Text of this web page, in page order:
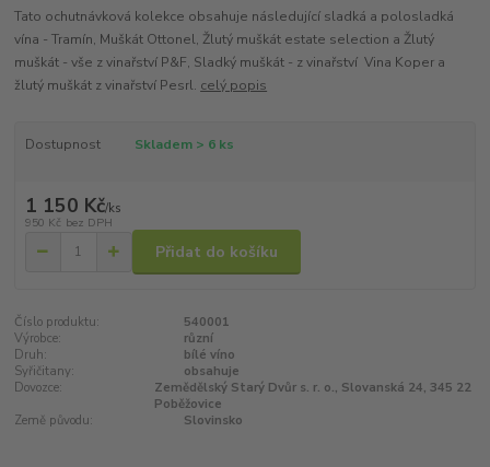
Tato ochutnávková kolekce obsahuje následující sladká a polosladká
vína - Tramín, Muškát Ottonel, Žlutý muškát estate selection a Žlutý
muškát - vše z vinařství P&F, Sladký muškát - z vinařství Vina Koper a
žlutý muškát z vinařství Pesrl. celý popis
Dostupnost Skladem > 6 ks
1 150 Kč/ks
950 Kč bez DPH
Přidat do košíku
Číslo produktu:
540001
Výrobce:
různí
Druh:
bílé víno
Syřičitany:
obsahuje
Dovozce:
Zemědělský Starý Dvůr s. r. o., Slovanská 24, 345 22
Poběžovice
Země původu:
Slovinsko